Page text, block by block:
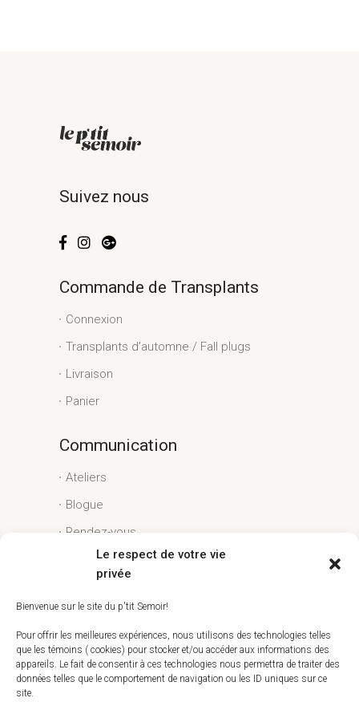
Le respect de votre vie
privée
Bienvenue sur le site du p'tit Semoir!
Pour offrir les meilleures expériences, nous utilisons des technologies telles
que les témoins ( cookies) pour stocker et/ou accéder aux informations des
appareils. Le fait de consentir à ces technologies nous permettra de traiter des
données telles que le comportement de navigation ou les ID uniques sur ce
site.
Suivez nous
Commande de Transplants
Connexion
Transplants d’automne / Fall plugs
Livraison
Panier
Communication
Ateliers
Blogue
Rendez-vous
Conditions générales
Liens utiles
Espace client
Conditions générales